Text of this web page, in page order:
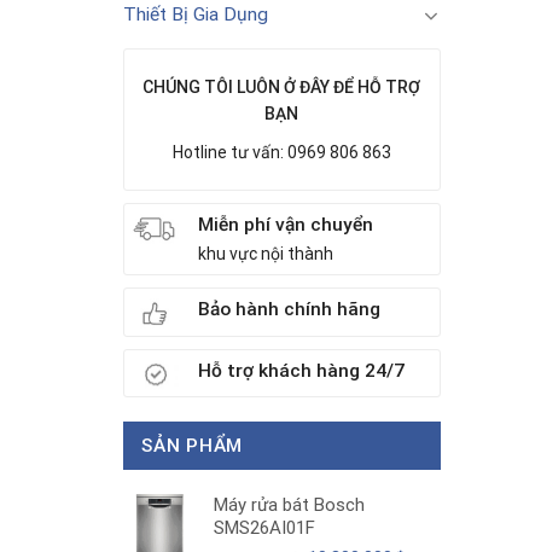
Thiết Bị Gia Dụng
CHÚNG TÔI LUÔN Ở ĐÂY ĐỂ HỖ TRỢ
BẠN
Hotline tư vấn: 0969 806 863
Miễn phí vận chuyển
khu vực nội thành
Bảo hành chính hãng
Hỗ trợ khách hàng 24/7
SẢN PHẨM
Máy rửa bát Bosch
SMS26AI01F